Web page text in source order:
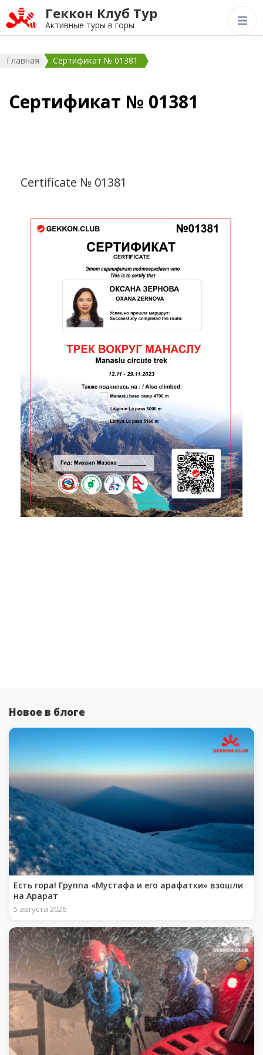
Геккон Клуб Тур
Активные туры в горы
Главная Сертификат № 01381
Сертификат № 01381
Certificate № 01381
Новое в блоге
Есть гора! Группа «Мустафа и его арафатки» взошли
на Арарат
5 августа 2026